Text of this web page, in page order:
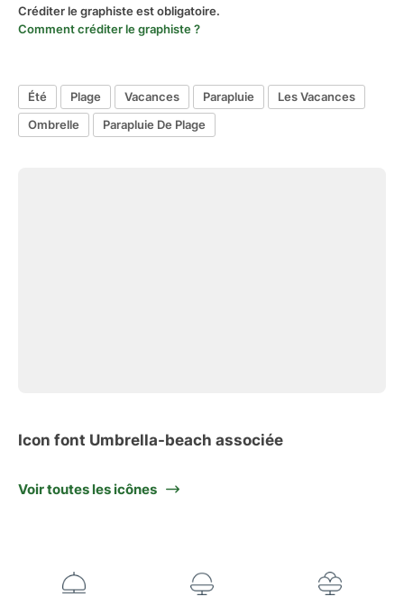
Créditer le graphiste est obligatoire.
Comment créditer le graphiste ?
Été Plage Vacances Parapluie
Les Vacances
Ombrelle
Parapluie De Plage
Icon font Umbrella-beach associée
Voir toutes les icônes